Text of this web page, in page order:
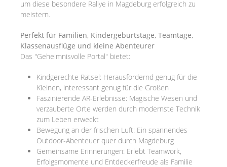
um diese besondere Rallye in Magdeburg erfolgreich zu
meistern.
Perfekt für Familien, Kindergeburtstage, Teamtage,
Klassenausflüge und kleine Abenteurer
Das "Geheimnisvolle Portal" bietet:
Kindgerechte Rätsel: Herausfordernd genug für die
Kleinen, interessant genug für die Großen
Faszinierende AR-Erlebnisse: Magische Wesen und
verzauberte Orte werden durch modernste Technik
zum Leben erweckt
Bewegung an der frischen Luft: Ein spannendes
Outdoor-Abenteuer quer durch Magdeburg
Gemeinsame Erinnerungen: Erlebt Teamwork,
Erfolgsmomente und Entdeckerfreude als Familie